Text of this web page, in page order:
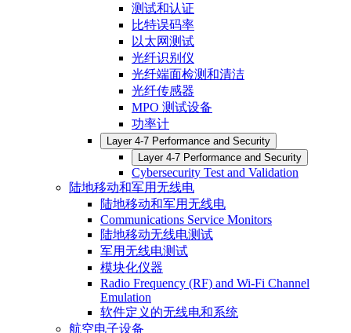
测试和认证
比特误码率
以太网测试
光纤识别仪
光纤端面检测和清洁
光纤传感器
MPO 测试设备
功率计
Layer 4-7 Performance and Security
Layer 4-7 Performance and Security
Cybersecurity Test and Validation
陆地移动和军用无线电
陆地移动和军用无线电
Communications Service Monitors
陆地移动无线电测试
军用无线电测试
模块化仪器
Radio Frequency (RF) and Wi-Fi Channel
Emulation
软件定义的无线电和系统
航空电子设备